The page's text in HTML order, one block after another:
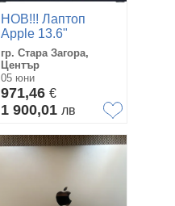
НОВ!!! Лаптоп
Apple 13.6"
MacBook Air, Apple
M2 чип, 8-ядра CPU
и 8-ядра GPU, 8GB,
256GB, Midnight
гр. Стара Загора,
Център
05 юни
971,46 €
1 900,01 лв